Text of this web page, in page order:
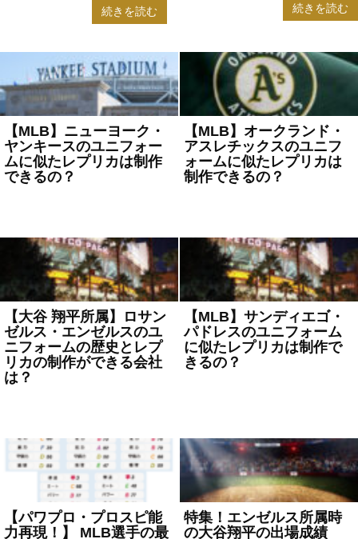
続きを読む 続きを読む
【MLB】ニューヨーク・
ヤンキースのユニフォー
ムに似たレプリカは制作
できるの？
【MLB】オークランド・
アスレチックスのユニフ
ォームに似たレプリカは
制作できるの？
【大谷 翔平所属】ロサン
ゼルス・エンゼルスのユ
ニフォームの歴史とレプ
リカの制作ができる会社
は？
【MLB】サンディエゴ・
パドレスのユニフォーム
に似たレプリカは制作で
きるの？
【パワプロ・プロスピ能
力再現！】 MLB選手の最
特集！エンゼルス所属時
の大谷翔平の出場成績